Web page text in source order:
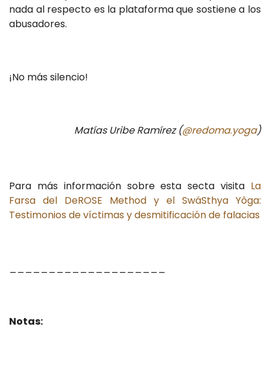
nada al respecto es la plataforma que sostiene a los
abusadores.
¡No más silencio!
Matías Uribe Ramírez (@redoma.yoga)
Para más información sobre esta secta visita La
Farsa del DeROSE Method y el SwáSthya Yôga:
Testimonios de víctimas y desmitificación de falacias
Notas: